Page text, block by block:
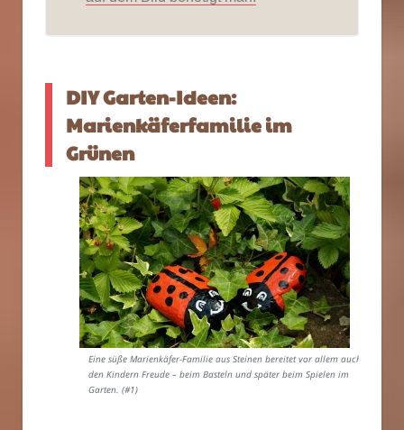
DIY Garten-Ideen:
Marienkäferfamilie im
Grünen
Eine süße Marienkäfer-Familie aus Steinen bereitet vor allem auch
den Kindern Freude – beim Basteln und später beim Spielen im
Garten. (#1)